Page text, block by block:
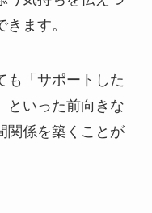
ます。
も「サポートした
といった前向きな
関係を築くことが